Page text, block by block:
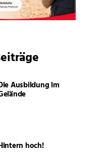
Ausbildung im
hoch!